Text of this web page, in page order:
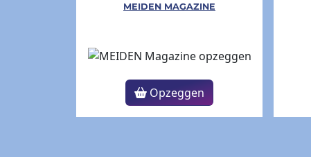
MEIDEN MAGAZINE
Opzeggen